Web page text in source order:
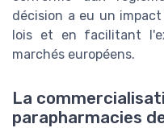
décision a eu un
lois et en facilitant
marchés européens.
La
parapharmacies